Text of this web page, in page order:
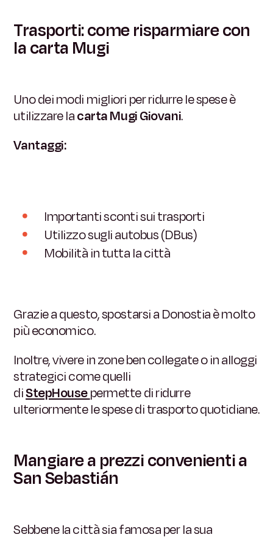
Trasporti: come risparmiare con
la carta Mugi
Uno dei modi migliori per ridurre le spese è
utilizzare lacarta Mugi Giovani.
Vantaggi:
Importanti sconti sui trasporti
Utilizzo sugli autobus (DBus)
Mobilità in tutta la città
Grazie a questo, spostarsi a Donostia è molto
più economico.
Inoltre, vivere in zone ben collegate o in alloggi
strategici come quelli
diStepHousepermette di ridurre
ulteriormente le spese di trasporto quotidiane.
Mangiare a prezzi convenienti a
San Sebastián
Sebbene la città sia famosa per la sua